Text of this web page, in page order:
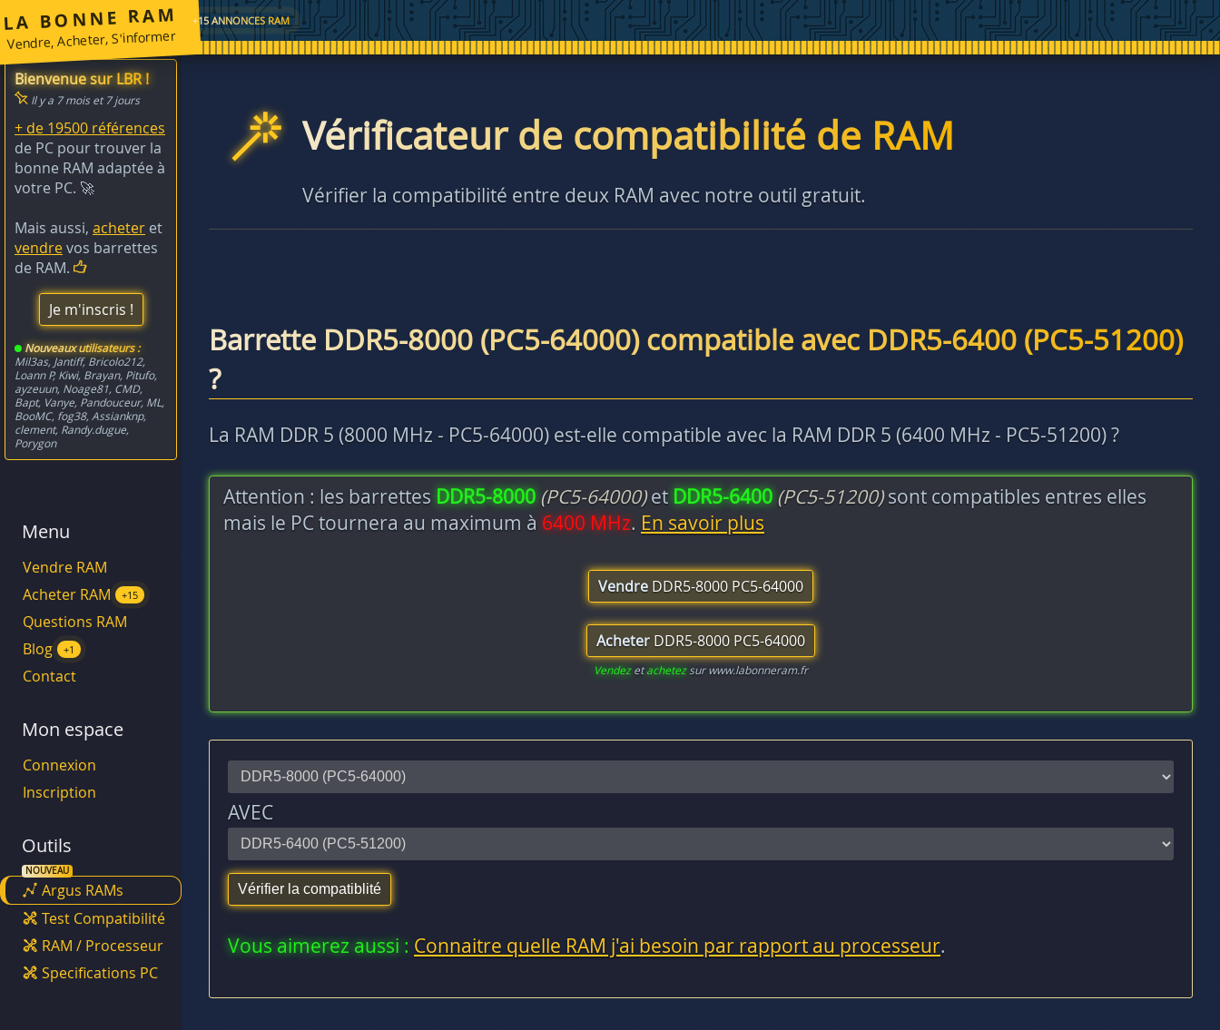
LA BONNE RAM
Vendre, Acheter, S'informer
+15 ANNONCES RAM
Vérificateur de compatibilité de RAM
Vérifier la compatibilité entre deux RAM avec notre outil gratuit.
Barrette DDR5-8000 (PC5-64000) compatible avec DDR5-6400 (PC5-51200)
?
La RAM DDR 5 (8000 MHz - PC5-64000) est-elle compatible avec la RAM DDR 5 (6400 MHz - PC5-51200) ?
Attention : les barrettes DDR5-8000 (PC5-64000)et DDR5-6400 (PC5-51200)sont compatibles entres elles
mais le PC tournera au maximum à 6400 MHz. En savoir plus
Vendre DDR5-8000 PC5-64000
Acheter DDR5-8000 PC5-64000
Vendezetachetezsur www.labonneram.fr
AVEC
Vous aimerez aussi : Connaitre quelle RAM j'ai besoin par rapport au processeur.
Bienvenue sur LBR !
Il y a 7 mois et 7 jours
+ de 19500 références
de PC pour trouver la
bonne RAM adaptée à
votre PC. 🚀
Mais aussi, acheter et
vendrevos barrettes
de RAM.
Je m'inscris !
Nouveaux utilisateurs :
Mil3as, Jantiff, Bricolo212,
Loann P,Kiwi, Brayan, Pitufo,
ayzeuun, Noage81, CMD,
Bapt, Vanye, Pandouceur, ML,
BooMC, fog38, Assianknp,
clement, Randy.dugue,
Porygon
Menu
Vendre RAM
Acheter RAM
+15
Questions RAM
Blog
+1
Contact
Mon espace
Connexion
Inscription
Outils
Argus RAMs
Test Compatibilité
RAM / Processeur
Specifications PC